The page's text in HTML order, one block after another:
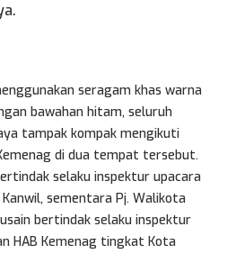
seragam khas warna
bawahan hitam, seluruh
tampak kompak mengikuti
di dua tempat tersebut.
selaku inspektur upacara
sementara Pj. Walikota
bertindak selaku inspektur
HAB Kemenag tingkat Kota